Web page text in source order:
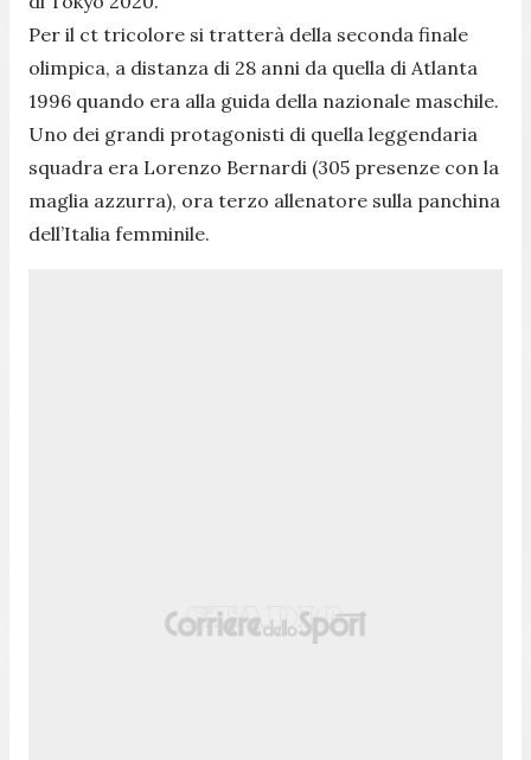
Per il ct tricolore si tratterà della seconda finale
olimpica, a distanza di 28 anni da quella di Atlanta
1996 quando era alla guida della nazionale maschile.
Uno dei grandi protagonisti di quella leggendaria
squadra era Lorenzo Bernardi (305 presenze con la
maglia azzurra), ora terzo allenatore sulla panchina
dell’Italia femminile.